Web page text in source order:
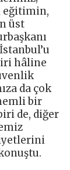
eğitimin,
üst
hâline
da çok
bir
de, diğer